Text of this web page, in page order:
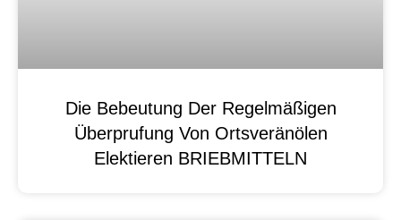
Die Bebeutung Der Regelmäßigen
Überprufung Von Ortsveränölen
Elektieren BRIEBMITTELN